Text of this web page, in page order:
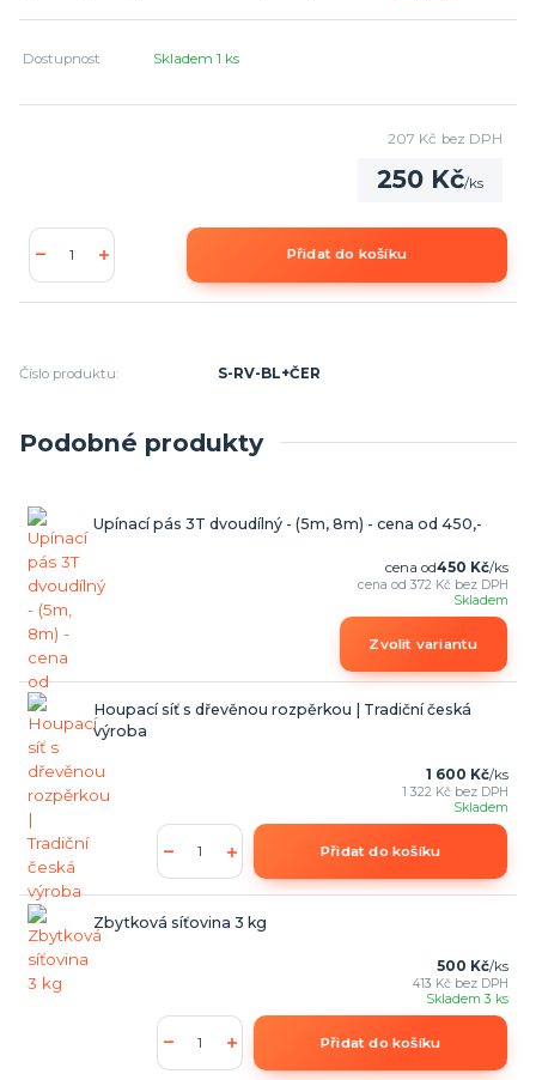
Dostupnost Skladem 1 ks
250 Kč/ks
207 Kč bez DPH
Přidat do košíku
Číslo produktu: S-RV-BL+ČER
Podobné produkty
Upínací pás 3T dvoudílný - (5m, 8m) - cena od 450,-
cena od450 Kč/ks
cena od 372 Kč bez DPH
Skladem
Zvolit variantu
Houpací síť s dřevěnou rozpěrkou | Tradiční česká
výroba
1 600 Kč/ks
1 322 Kč bez DPH
Skladem
Přidat do košíku
Zbytková síťovina 3 kg
500 Kč/ks
413 Kč bez DPH
Skladem 3 ks
Přidat do košíku